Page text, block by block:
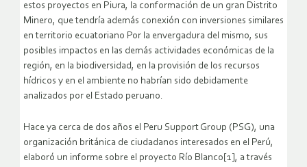
estos proyectos en Piura, la conformación de un gran Distrito
Minero, que tendría además conexión con inversiones similares
en territorio ecuatoriano Por la envergadura del mismo, sus
posibles impactos en las demás actividades económicas de la
región, en la biodiversidad, en la provisión de los recursos
hídricos y en el ambiente no habrían sido debidamente
analizados por el Estado peruano.
Hace ya cerca de dos años el Peru Support Group (PSG), una
organización británica de ciudadanos interesados en el Perú,
elaboró un informe sobre el proyecto Río Blanco[1], a través